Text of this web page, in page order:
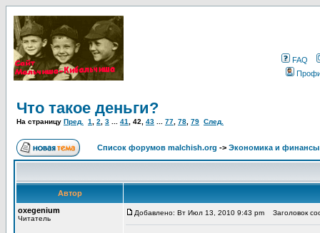
FAQ
Что такое деньги?
На страницу Пред. 1 2 3 41 42 43 77 78 79 След.
Список форумов malchish.org -> Экономика и финансы
Автор
oxegenium
Читатель
Добавлено: Вт Июл 13, 2010 9:43 pm Заголовок